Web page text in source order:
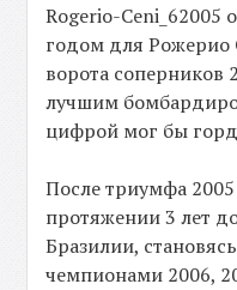
Rogerio-
годом для Рожерио
ворота соперников
лучшим
цифрой мог бы
После триумфа
протяжении 3 лет
Бразилии,
чемпионами 2006,